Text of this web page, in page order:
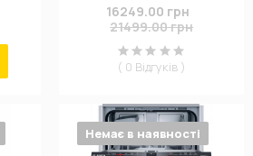
16249.00 грн
21499.00 грн
( 0 Відгуків )
Немає в наявності